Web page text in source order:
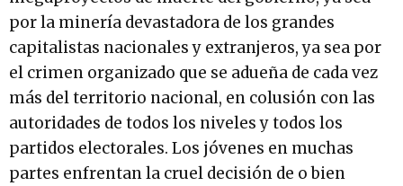
por la minería devastadora de los grandes
capitalistas nacionales y extranjeros, ya sea por
el crimen organizado que se adueña de cada vez
más del territorio nacional, en colusión con las
autoridades de todos los niveles y todos los
partidos electorales. Los jóvenes en muchas
partes enfrentan la cruel decisión de o bien